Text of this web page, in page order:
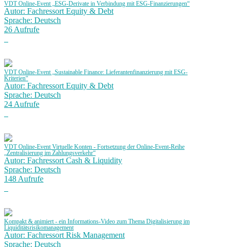
VDT Online-Event „ESG-Derivate in Verbindung mit ESG-Finanzierungen“
Autor: Fachressort Equity & Debt
Sprache: Deutsch
26 Aufrufe
VDT Online-Event „Sustainable Finance: Lieferantenfinanzierung mit ESG-
Kriterien“
Autor: Fachressort Equity & Debt
Sprache: Deutsch
24 Aufrufe
VDT Online-Event Virtuelle Konten - Fortsetzung der Online-Event-Reihe
„Zentralisierung im Zahlungsverkehr“
Autor: Fachressort Cash & Liquidity
Sprache: Deutsch
148 Aufrufe
Kompakt & animiert - ein Informations-Video zum Thema Digitalisierung im
Liquiditätsrisikomanagement
Autor: Fachressort Risk Management
Sprache: Deutsch